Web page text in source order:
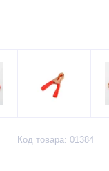
Код товара: 01384